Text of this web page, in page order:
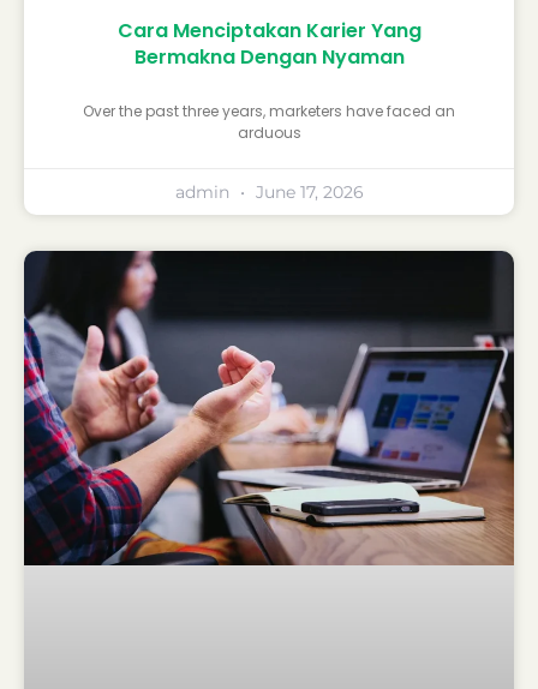
Cara Menciptakan Karier Yang
Bermakna Dengan Nyaman
Over the past three years, marketers have faced an
arduous
admin June 17, 2026